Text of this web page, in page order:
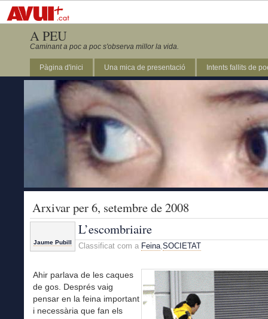
A PEU
Caminant a poc a poc s'observa millor la vida.
Pàgina d'inici Una mica de presentació Intents fallits de
Arxivar per 6, setembre de 2008
Jaume Pubill
L’escombriaire
Classificat com a Feina,SOCIETAT
Ahir parlava de les caques
de gos. Després vaig
pensar en la feina important
i necessària que fan els